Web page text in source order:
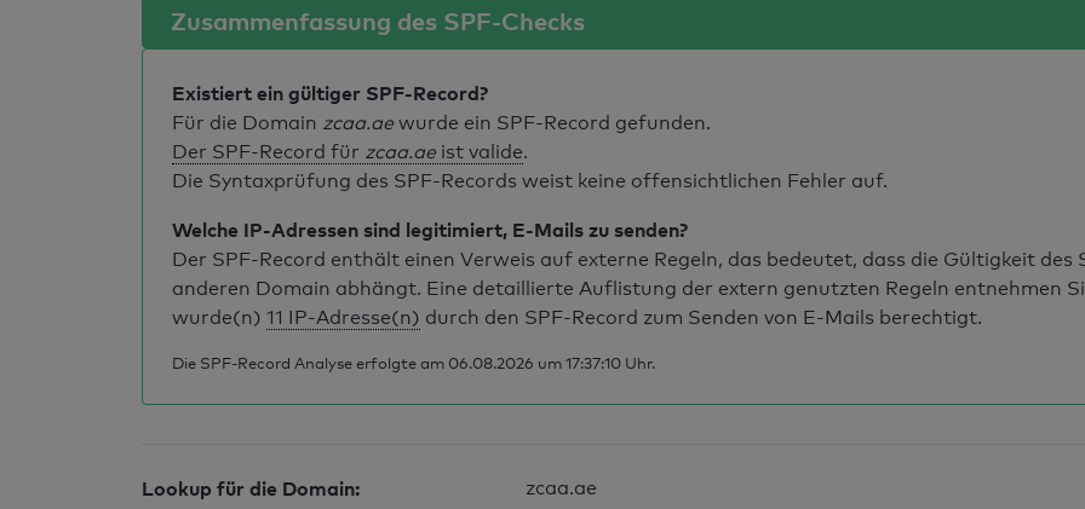
Zusammenfassung des SPF-Checks
Existiert ein gültiger SPF-Record?
Für die Domain zcaa.ae wurde ein SPF-Record gefunden.
Der SPF-Record für zcaa.ae ist valide.
Die Syntaxprüfung des SPF-Records weist keine offensichtlichen Fehler auf.
Welche IP-Adressen sind legitimiert, E-Mails zu senden?
Der SPF-Record enthält einen Verweis auf externe Regeln, das bedeutet, dass die Gültigkeit des
anderen Domain abhängt. Eine detaillierte Auflistung der extern genutzten Regeln entnehmen
wurde(n) 11 IP-Adresse(n) durch den SPF-Record zum Senden von E-Mails berechtigt.
Die SPF-Record Analyse erfolgte am 06.08.2026 um 17:37:10 Uhr.
Lookup für die Domain: zcaa.ae